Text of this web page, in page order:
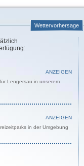
Wettervorhersage
ANZEIGEN
Lengersau in unserem
ANZEIGEN
in der Umgebung